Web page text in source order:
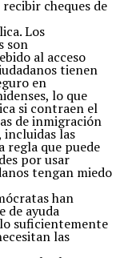
cheques de
Los
son
al acceso
tienen
en
lo que
si contraen el
de inmigración
las
regla que puede
por usar
tengan miedo
han
de ayuda
suficientemente
las